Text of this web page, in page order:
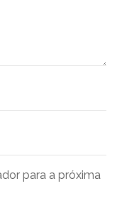
para a próxima